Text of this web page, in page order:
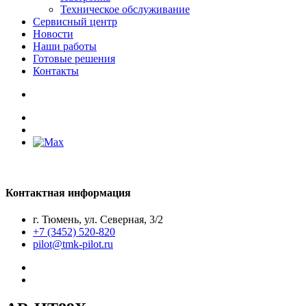
Техническое обслуживание
Сервисный центр
Новости
Наши работы
Готовые решения
Контакты
Контактная информация
г. Тюмень, ул. Северная, 3/2
+7 (3452) 520-820
pilot@tmk-pilot.ru